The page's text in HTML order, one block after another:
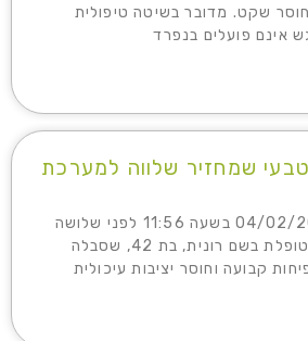
שקט. מדובר בשיטה טיפולית
אינם פועלים בנפרד
טבעי שמחזיר שלווה למערכת
⏰ עדכון אחרון: 04/02/2026 בשעה 11:56 לפני שלושה
חודשים הגיעה אלי מטופלת בשם רונית, בת 42, שסבלה
קבועה וחוסר יציבות עיכולית